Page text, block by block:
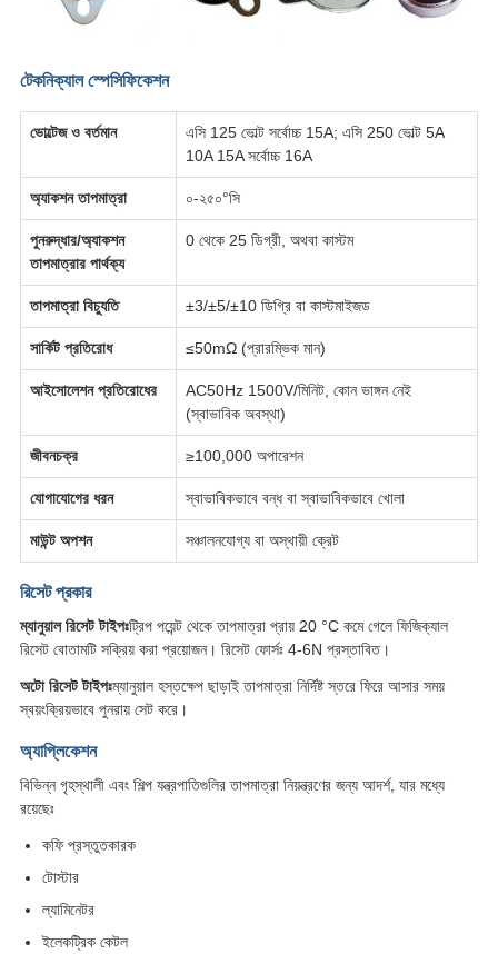
টেকনিক্যাল স্পেসিফিকেশন
ভোল্টেজ ও বর্তমান
এসি 125 ভোল্ট সর্বোচ্চ 15A; এসি 250 ভোল্ট 5A
10A 15A সর্বোচ্চ 16A
অ্যাকশন তাপমাত্রা ০-২৫০°সি
পুনরুদ্ধার/অ্যাকশন
তাপমাত্রার পার্থক্য
0 থেকে 25 ডিগ্রী, অথবা কাস্টম
তাপমাত্রা বিচ্যুতি ±3/±5/±10 ডিগ্রি বা কাস্টমাইজড
সার্কিট প্রতিরোধ ≤50mΩ (প্রারম্ভিক মান)
আইসোলেশন প্রতিরোধের
AC50Hz 1500V/মিনিট, কোন ভাঙ্গন নেই
(স্বাভাবিক অবস্থা)
জীবনচক্র ≥100,000 অপারেশন
যোগাযোগের ধরন স্বাভাবিকভাবে বন্ধ বা স্বাভাবিকভাবে খোলা
মাউন্ট অপশন সঞ্চালনযোগ্য বা অস্থায়ী ক্রেট
রিসেট প্রকার
ম্যানুয়াল রিসেট টাইপঃট্রিপ পয়েন্ট থেকে তাপমাত্রা প্রায় 20 °C কমে গেলে ফিজিক্যাল
রিসেট বোতামটি সক্রিয় করা প্রয়োজন। রিসেট ফোর্সঃ 4-6N প্রস্তাবিত।
অটো রিসেট টাইপঃম্যানুয়াল হস্তক্ষেপ ছাড়াই তাপমাত্রা নির্দিষ্ট স্তরে ফিরে আসার সময়
স্বয়ংক্রিয়ভাবে পুনরায় সেট করে।
অ্যাপ্লিকেশন
বিভিন্ন গৃহস্থালী এবং শিল্প যন্ত্রপাতিগুলির তাপমাত্রা নিয়ন্ত্রণের জন্য আদর্শ, যার মধ্যে
রয়েছেঃ
কফি প্রস্তুতকারক
টোস্টার
ল্যামিনেটর
ইলেকট্রিক কেটল